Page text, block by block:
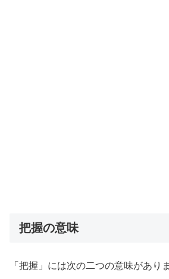
把握の意味
「把握」には次の二つの意味があり